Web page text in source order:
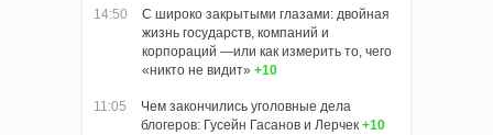
14:50
С широко закрытыми глазами: двойная
жизнь государств, компаний и
корпораций —или как измерить то, чего
«никто не видит» +10
11:05
Чем закончились уголовные дела
блогеров: Гусейн Гасанов и Лерчек +10